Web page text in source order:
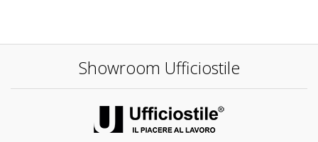
Showroom Ufficiostile